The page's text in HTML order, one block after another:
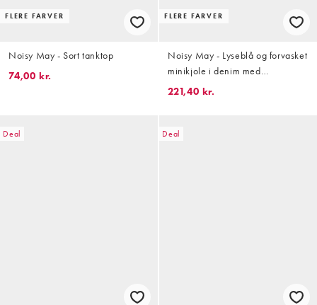
FLERE FARVER
Noisy May - Sort tanktop
74,00 kr.
FLERE FARVER
Noisy May - Lyseblå og forvasket
minikjole i denim med
opsmøgede ærmer
221,40 kr.
Deal Deal